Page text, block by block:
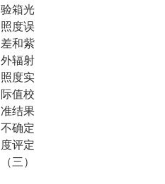
验箱光
照度误
差和紫
外辐射
照度实
际值校
准结果
不确定
度评定
（三）